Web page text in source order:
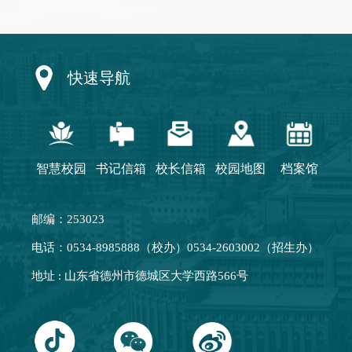
快速导航
智慧校园 书记信箱 校长信箱 校园地图 档案馆
邮编：253023
电话：0534-8985888（校办）0534-2603002（招生办）
地址 : 山东省德州市德城区大学西路566号